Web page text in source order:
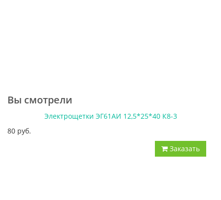
Вы смотрели
Электрощетки ЭГ61АИ 12,5*25*40 К8-3
80 руб.
Заказать